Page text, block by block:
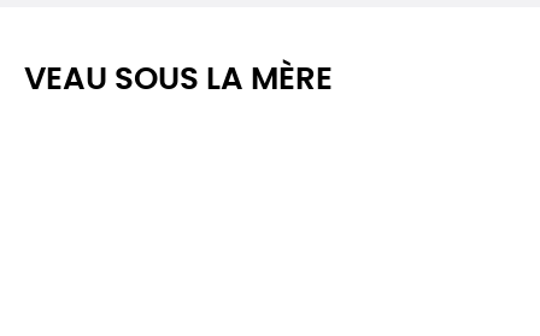
VEAU SOUS LA MÈRE